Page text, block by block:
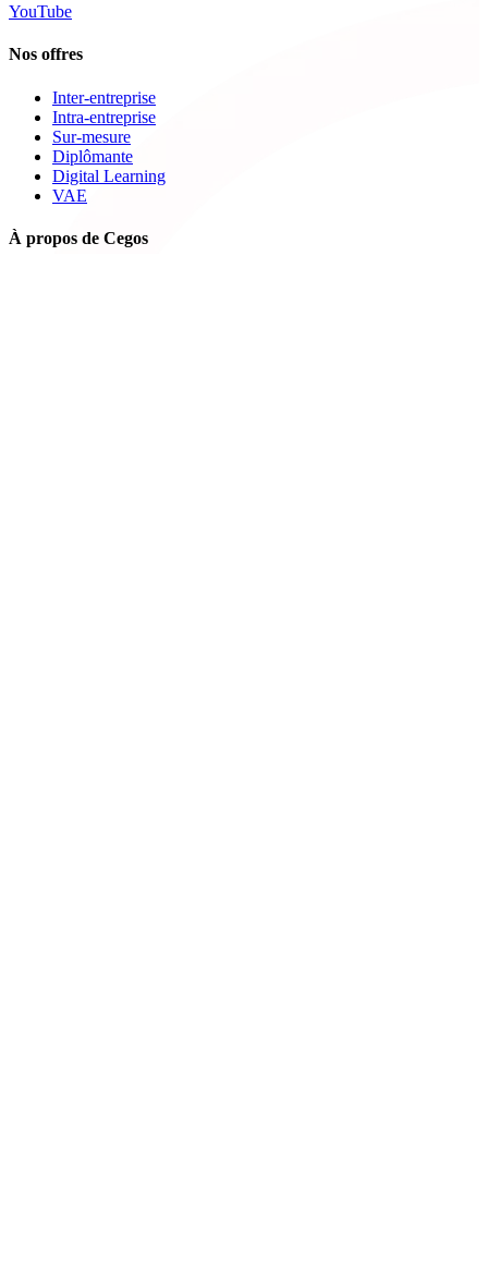
YouTube
Nos offres
Inter-entreprise
Intra-entreprise
Sur-mesure
Diplômante
Digital Learning
VAE
À propos de Cegos